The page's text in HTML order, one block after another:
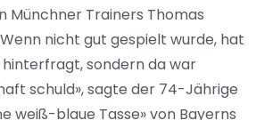
Münchner Trainers Thomas
nicht gut gespielt wurde, hat
sondern da war
schuld», sagte der 74-Jährige
weiß-blaue Tasse» von Bayerns